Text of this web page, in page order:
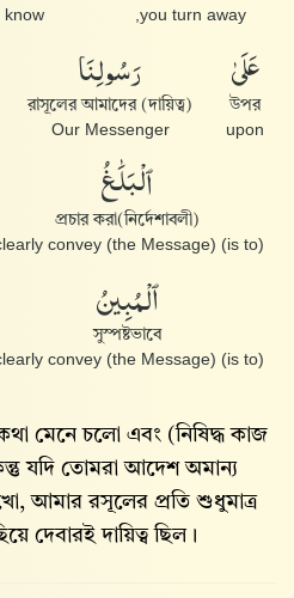
you turn away,
know
عَلَىٰ
উপর
upon
رَسُولِنَا
রাসূলের আমাদের (দায়িত্ব)
Our Messenger
ٱلْبَلَٰغُ
(নির্দেশাবলী)প্রচার করা
(is to) clearly convey (the Message).
ٱلْمُبِينُ
সুস্পষ্টভাবে
(is to) clearly convey (the Message).
মেনে চলো এবং (নিষিদ্ধ কাজ
যদি তোমরা আদেশ অমান্য
আমার রসূলের প্রতি শুধুমাত্র
দেবারই দায়িত্ব ছিল।